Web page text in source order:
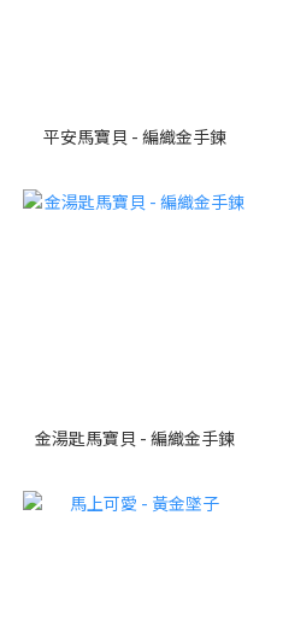
平安馬寶貝 - 編織金手鍊
金湯匙馬寶貝 - 編織金手鍊